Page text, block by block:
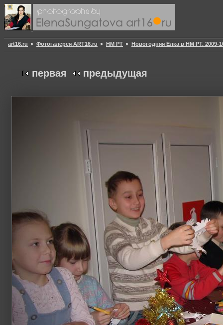
art16.ru Фотогалерея ART16.ru НМ РТ Новогодняя Ёлка в НМ РТ. 2009-
первая предыдущая